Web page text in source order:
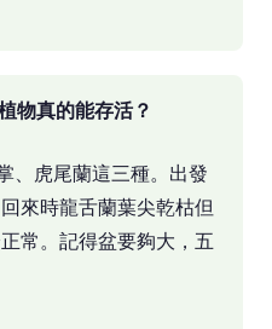
物真的能存活？
、虎尾蘭這三種。出發
來時龍舌蘭葉尖乾枯但
常。記得盆要夠大，五